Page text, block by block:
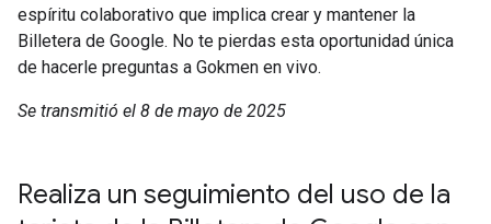
espíritu colaborativo que implica crear y mantener la
Billetera de Google. No te pierdas esta oportunidad única
de hacerle preguntas a Gokmen en vivo.
Se transmitió el 8 de mayo de 2025
Realiza un seguimiento del uso de la